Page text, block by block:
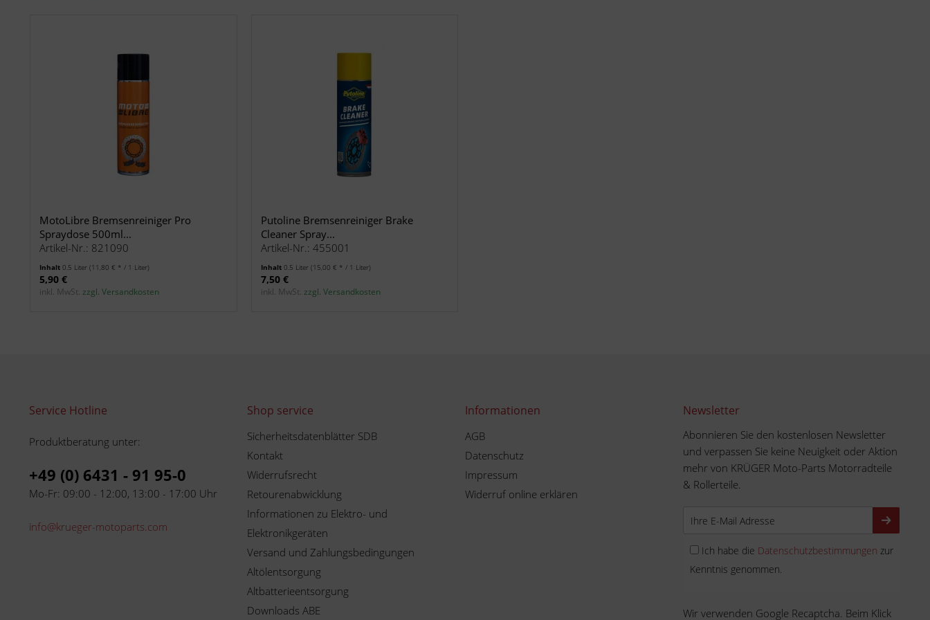
MotoLibre Bremsenreiniger Pro
Spraydose 500ml...
Artikel-Nr.: 821090
Inhalt 0.5 Liter (11,80 € * / 1 Liter)
5,90 €
inkl. MwSt. zzgl. Versandkosten
Putoline Bremsenreiniger Brake
Cleaner Spray...
Artikel-Nr.: 455001
Inhalt 0.5 Liter (15,00 € * / 1 Liter)
7,50 €
inkl. MwSt. zzgl. Versandkosten
Service Hotline
Produktberatung unter:
+49 (0) 6431 - 91 95-0
Mo-Fr: 09:00 - 12:00, 13:00 - 17:00 Uhr
info@krueger-motoparts.com
Shop service
Sicherheitsdatenblätter SDB
Kontakt
Widerrufsrecht
Retourenabwicklung
Informationen zu Elektro- und
Elektronikgeräten
Versand und Zahlungsbedingungen
Altölentsorgung
Altbatterieentsorgung
Downloads ABE
Informationen
AGB
Datenschutz
Impressum
Widerruf online erklären
Newsletter
Abonnieren Sie den kostenlosen Newsletter
und verpassen Sie keine Neuigkeit oder Aktion
mehr von KRÜGER Moto-Parts Motorradteile
& Rollerteile.
Ich habe die Datenschutzbestimmungen zur
Kenntnis genommen.
Wir verwenden Google Recaptcha. Beim Klick